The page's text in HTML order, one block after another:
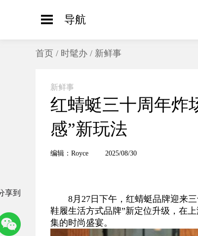
导航
首页 / 时髦办 / 新鲜事
新鲜事
红蜻蜓三十周年炸
感”新玩法
编辑：Royce 2025/08/30
8月27日下午，红蜻蜓品牌迎来
鞋履生活方式品牌”新定位升级，在
集的时尚盛宴。
享到